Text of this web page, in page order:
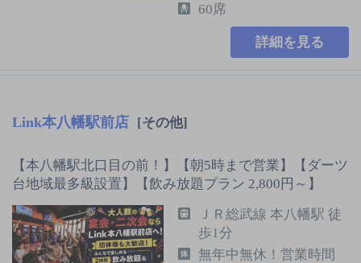
60席
詳細を見る
Link本八幡駅前店 [その他]
【本八幡駅北口目の前！】【朝5時まで営業】【ダーツ
台地域最多級設置】【飲み放題プラン 2,800円～】
ＪＲ総武線 本八幡駅 徒
歩1分
無年中無休！営業時間